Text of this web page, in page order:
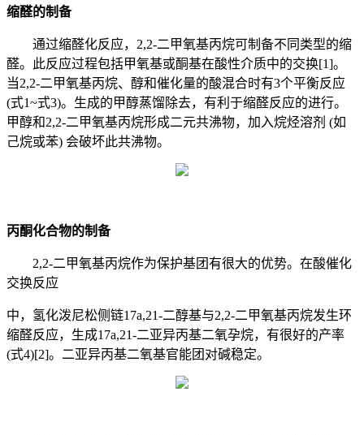
缩醛的制备
通过缩醛化反应，2,2-二甲氧基丙烷可制备不同类型的缩
醛。此反应过程包括甲氧基或酮基在酸性介质中的交换[1]。
当2,2-二甲氧基丙烷、醇和催化量的酸混合时有3个平衡反应
(式1~式3)。生成的甲醇蒸馏除去，有利于缩醛反应的进行。
甲醇和2,2-二甲氧基丙烷形成二元共沸物，加入烷烃溶剂 (如
己烷或苯) 会破坏此共沸物。
丙酮化合物的制备
2,2-二甲氧基丙烷作为保护基团有很大的优势。在酸催化
交换反应
中，氢化泼尼松侧链17a,21-二醇基与2,2-二甲氧基丙烷发生环
缩醛反应，生成17a,21-二亚异丙基二氧孕烷，有很好的产率
(式4)[2]。二亚异丙基二氧基官能团对碱稳定。